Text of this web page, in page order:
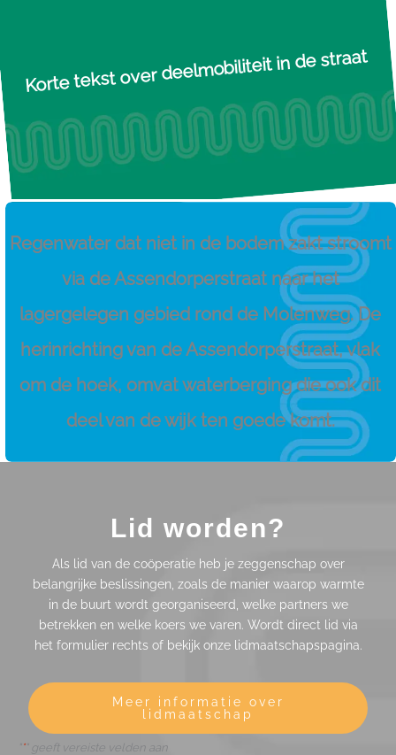
Korte tekst over deelmobiliteit in de straat​
Regenwater dat niet in de bodem zakt stroomt
via de Assendorperstraat naar het
lagergelegen gebied rond de Molenweg. De
herinrichting van de Assendorperstraat, vlak
om de hoek, omvat waterberging die ook dit
deel van de wijk ten goede komt.
Lid worden?
Als lid van de coöperatie heb je zeggenschap over
belangrijke beslissingen, zoals de manier waarop warmte
in de buurt wordt georganiseerd, welke partners we
betrekken en welke koers we varen. Wordt direct lid via
het formulier rechts of bekijk onze lidmaatschapspagina.
Meer informatie over
lidmaatschap
*" geeft vereiste velden aan